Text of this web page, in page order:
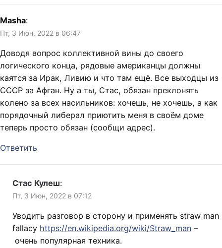
Masha:
Пт, 3 Июн, 2022 в 06:47
Доводя вопрос коллективной вины до своего
логического конца, рядовые американцы должны
каятся за Ирак, Ливию и что там ещё. Все выходцы из
СССР за Афган. Ну а ты, Стас, обязан преклонять
колено за всех насильников: хочешь, не хочешь, а как
порядочный либерал приютить меня в своём доме
теперь просто обязан (сообщи адрес).
Ответить
Стас Кулеш:
Пт, 3 Июн, 2022 в 07:12
Уводить разговор в сторону и применять straw man
fallacy https://en.wikipedia.org/wiki/Straw_man –
очень популярная техника.